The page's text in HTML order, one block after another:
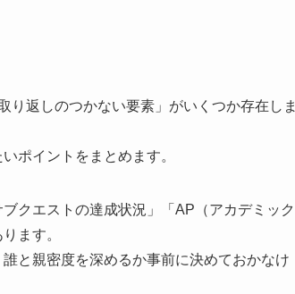
り返しのつかない要素」がいくつか存在しま
ポイントをまとめます。
クエストの達成状況」「AP（アカデミック
ます。
と親密度を深めるか事前に決めておかなけ